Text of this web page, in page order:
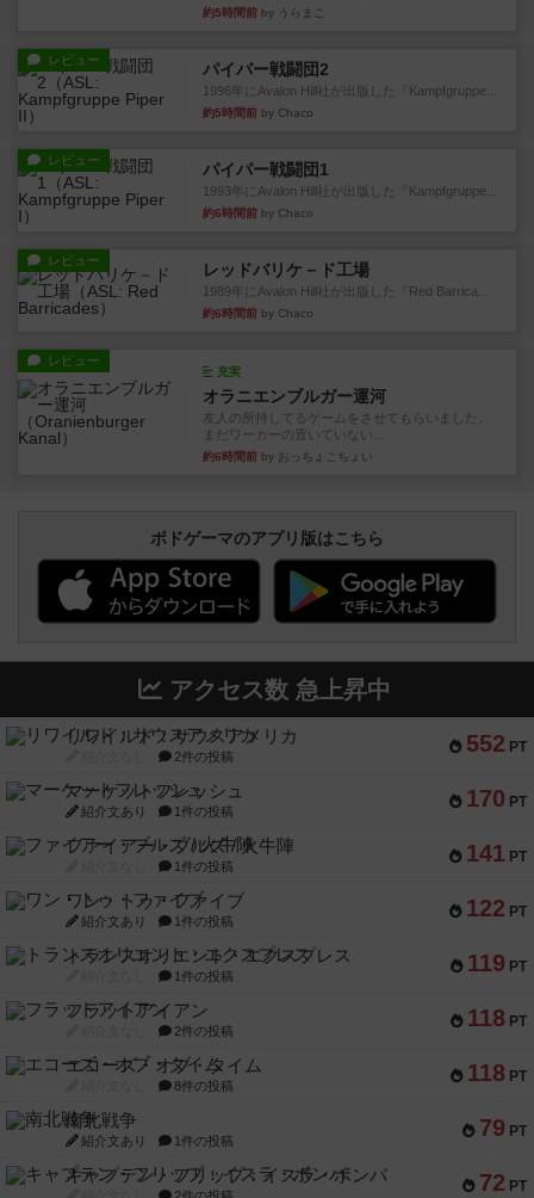
約5時間前 by うらまこ
レビュー パイパー戦闘団2
1996年にAvalon Hill社が出版した『Kampfgruppe...
約5時間前 by Chaco
レビュー パイパー戦闘団1
1993年にAvalon Hill社が出版した『Kampfgruppe...
約6時間前 by Chaco
レビュー レッドバリケ－ド工場
1989年にAvalon Hill社が出版した『Red Barrica...
約6時間前 by Chaco
レビュー
充実
オラニエンブルガー運河
友人の所持してるゲームをさせてもらいました。
まだワーカーの置いていない...
約6時間前 by おっちょこちょい
ボドゲーマのアプリ版はこちら
アクセス数 急上昇中
552 PT
リワイルド：サウスアメリカ
2件の投稿
170 PT
マーケットフレッシュ
紹介文あり 1件の投稿
141 PT
ファイアー・ブルズ / 火牛陣
1件の投稿
122 PT
ワン・トゥ・ファイブ
紹介文あり 1件の投稿
119 PT
トランスオリエント・エクスプレス
1件の投稿
118 PT
フラットアイアン
2件の投稿
118 PT
エコーズ・オブ・タイム
8件の投稿
79 PT
南北戦争
紹介文あり 1件の投稿
72 PT
キャプテン・フリップ：イスラ・ボンバ